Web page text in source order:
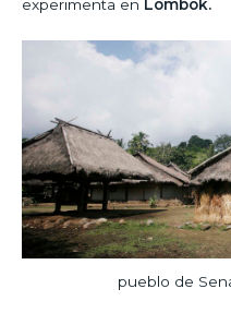
experimenta en Lombok.
pueblo de